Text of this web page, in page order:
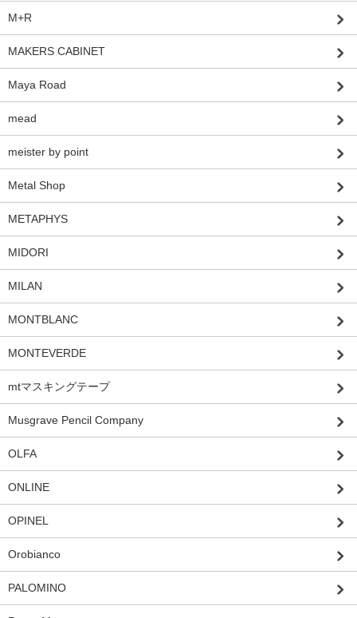
M+R
MAKERS CABINET
Maya Road
mead
meister by point
Metal Shop
METAPHYS
MIDORI
MILAN
MONTBLANC
MONTEVERDE
mtマスキングテープ
Musgrave Pencil Company
OLFA
ONLINE
OPINEL
Orobianco
PALOMINO